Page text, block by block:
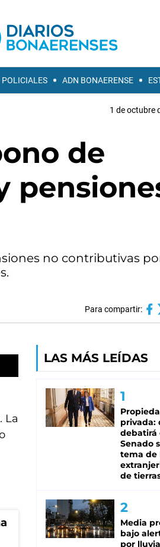
POLICIALES ADN BONAERENSE
1 de octubre
de
no contributivas
Para compartir:
La
LAS MÁS LEÍDAS
privada:
debatirá
Senado
tema de
de
Media
bajo
por